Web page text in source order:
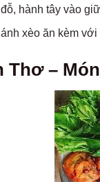
hành tây vào
xèo ăn kèm
Thơ –